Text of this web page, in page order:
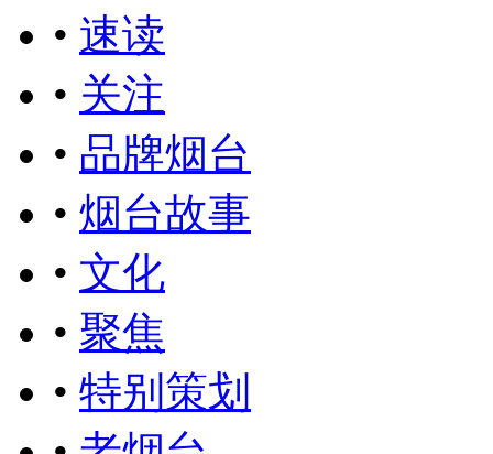
• 速读
• 关注
• 品牌烟台
• 烟台故事
• 文化
• 聚焦
• 特别策划